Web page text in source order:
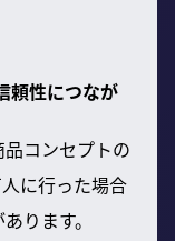
頼性につなが
コンセプトの
に行った場合
ります。